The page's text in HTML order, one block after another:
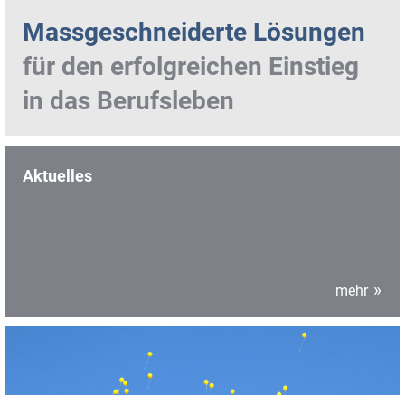
Massgeschnei­derte Lösungen
für den erfolgreichen Einstieg
in das Berufsleben
Aktuelles
mehr